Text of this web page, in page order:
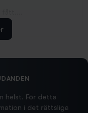
2026/02/19
bra...
helst. För detta
i det rättsliga